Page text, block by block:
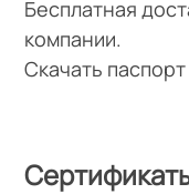
Бесплатная
компании.
Скачать паспорт